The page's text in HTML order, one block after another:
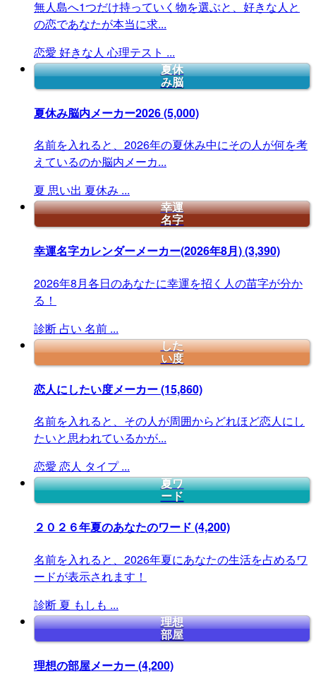
無人島へ1つだけ持っていく物を選ぶと、好きな人と
の恋であなたが本当に求...
恋愛 好きな人 心理テスト ...
夏休
み脳
夏休み脳内メーカー2026(5,000)
名前を入れると、2026年の夏休み中にその人が何を考
えているのか脳内メーカ...
夏 思い出 夏休み ...
幸運
名字
幸運名字カレンダーメーカー(2026年8月)(3,390)
2026年8月各日のあなたに幸運を招く人の苗字が分か
る！
診断 占い 名前 ...
した
い度
恋人にしたい度メーカー(15,860)
名前を入れると、その人が周囲からどれほど恋人にし
たいと思われているかが...
恋愛 恋人 タイプ ...
夏ワ
ード
２０２６年夏のあなたのワード (4,200)
名前を入れると、2026年夏にあなたの生活を占めるワ
ードが表示されます！
診断 夏 もしも ...
理想
部屋
理想の部屋メーカー(4,200)